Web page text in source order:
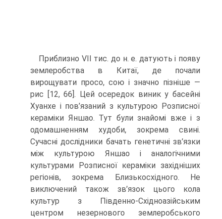
Приблизно VII тис. до н. е. датують і появу
землеробства в Китаї, де почали
вирощувати просо, сою і значно пізніше —
рис [12, 66]. Цей осередок виник у басейні
Хуанхе і пов’язаний з культурою Розписної
кераміки Яншао. Тут були знайомі вже і з
одомашненням худоби, зокрема свині.
Сучасні дослідники бачать генетичні зв’яз­ки
між культурою Яншао і аналогічними
культурами Розписної кераміки західніших
регіонів, зокрема Близькосхідного. Не
виключений також зв’язок цього кола
культур з Південно-Східноазійським
центром незернового землеробського